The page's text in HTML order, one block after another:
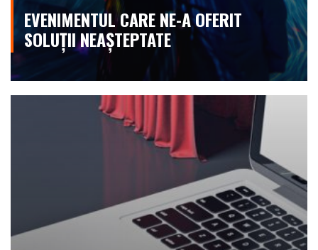
EVENIMENTUL CARE NE-A OFERIT
SOLUȚII NEAȘTEPTATE